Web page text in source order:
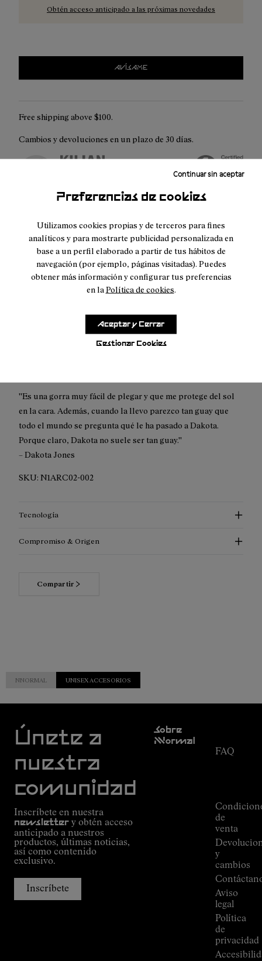
Preferencias de cookies
Utilizamos cookies propias y de terceros para fines
analíticos y para mostrarte publicidad personalizada en
base a un perfil elaborado a partir de tus hábitos de
navegación (por ejemplo, páginas visitadas). Puedes
obtener más información y configurar tus preferencias
en laPolítica de cookies.
Gestionar Cookies
Continuar sin aceptar
Aceptar y Cerrar
Obtén acceso anticipado a las próximas novedades
AVÍSAME
Free shipping above $100.
Cambios y devoluciones en un plazo de 30 días.
Una gorra ligera, con protección solar y lista para correr.
Reforzada para soportar cualquier distancia.
Desde los caminos más sencillos a los más técnicos. Para
correr en la pista o por los senderos más anchos. Nuestra
corredor. Alta tecnología y ligereza. Durabilidad extrema y
facilidad de plegado y almacenaje en el bolsillo.
''Es una gorra muy fácil de plegar y que me protege del sol
en la cara. Además, cuando la llevo parezco tan guay que
todo el mundo se pregunta qué le ha pasado a Dakota.
Porque claro, Dakota no suele ser tan guay.''
– Dakota Jones
SKU: N1ARC02-002
Tecnología
Compromiso & Origen
Compartir
NNORMAL UNISEX ACCESORIOS
Únete a
nuestra
comunidad
Inscríbete en nuestra
newsletter y obtén acceso
anticipado a nuestros
productos, últimas noticias,
así como contenido
exclusivo.
Inscríbete
Sobre
Nnormal
FAQ
de
venta
y
cambios
Aviso
legal
Política
de
privacidad